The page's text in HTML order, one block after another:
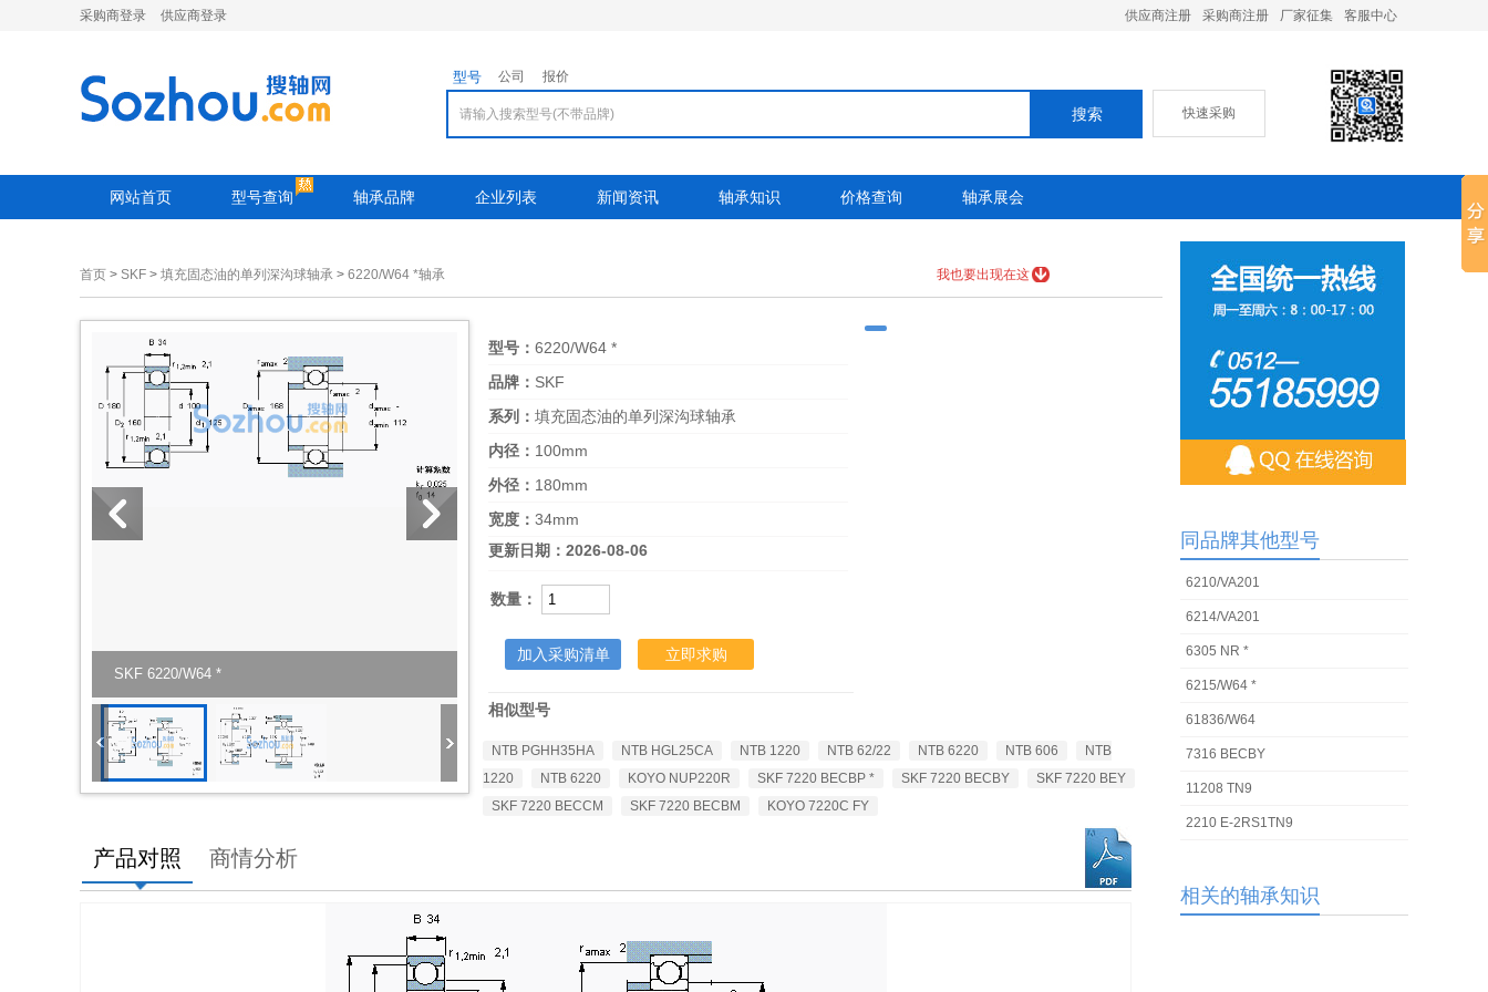
采购商登录 供应商登录 供应商注册 采购商注册 厂家征集 客服中心
型号 公司 报价
快速采购
网站首页 型号查询 轴承品牌 企业列表 新闻资讯 轴承知识 价格查询 轴承展会
首页 > SKF > 填充固态油的单列深沟球轴承 > 6220/W64 *轴承 我也要出现在这
SKF 6220/W64 *
型号： 6220/W64 *
品牌： SKF
系列： 填充固态油的单列深沟球轴承
内径： 100mm
外径： 180mm
宽度： 34mm
更新日期： 2026-08-06
数量：
加入采购清单 立即求购
相似型号
NTB PGHH35HA NTB HGL25CA NTB 1220 NTB 62/22 NTB 6220 NTB 606
NTB
1220
NTB 6220 KOYO NUP220R SKF 7220 BECBP * SKF 7220 BECBY
SKF 7220 BEY
SKF 7220 BECCM
SKF 7220 BECBM KOYO 7220C FY
产品对照 商情分析
同品牌其他型号
6210/VA201
6214/VA201
6305 NR *
6215/W64 *
61836/W64
7316 BECBY
11208 TN9
2210 E-2RS1TN9
相关的轴承知识